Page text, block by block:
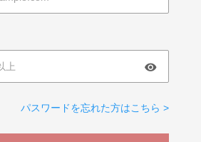
パスワードを忘れた方はこちら >